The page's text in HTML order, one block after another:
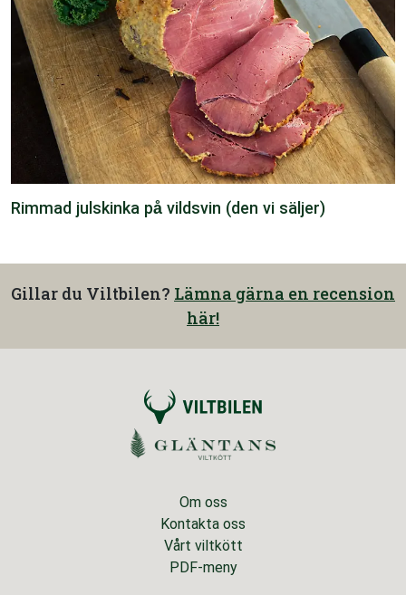
Rimmad julskinka på vildsvin (den vi säljer)
Gillar du Viltbilen? Lämna gärna en recension
här!
Om oss
Kontakta oss
Vårt viltkött
PDF-meny